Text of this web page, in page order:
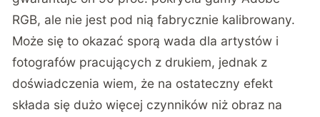
RGB, ale nie jest pod nią fabrycznie kalibrowany.
Może się to okazać sporą wada dla artystów i
fotografów pracujących z drukiem, jednak z
doświadczenia wiem, że na ostateczny efekt
składa się dużo więcej czynników niż obraz na